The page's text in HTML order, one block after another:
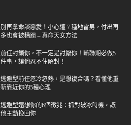
別再拿命談戀愛！小心這 7 種地雷男，付出再
多也會被糟蹋 – 真命天女方法
前任封鎖你，不一定是討厭你！斷聯期必做5
件事，讓他忍不住解封！
逃避型前任忽冷忽熱，是想復合嗎？看懂他重
新靠近你的5種心理
逃避型還想你的6個徵兆：抓對破冰時機，讓
他主動挽回你